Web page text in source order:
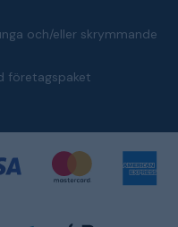
och/eller skrymmande
företagspaket